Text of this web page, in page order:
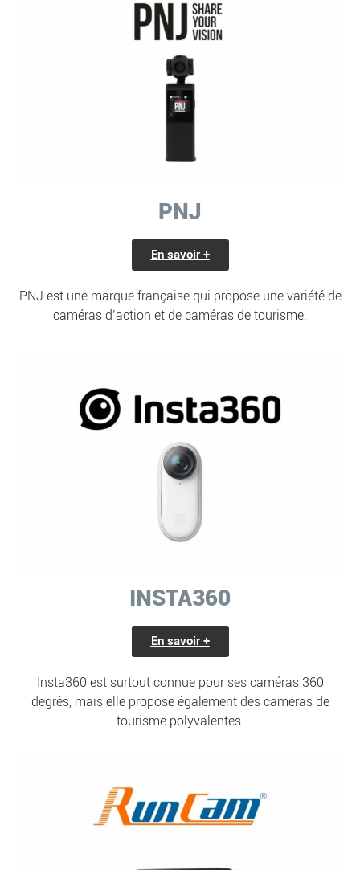
PNJ
En savoir +
PNJ est une marque française qui propose une variété de
caméras d’action et de caméras de tourisme.
INSTA360
En savoir +
Insta360 est surtout connue pour ses caméras 360
degrés, mais elle propose également des caméras de
tourisme polyvalentes.